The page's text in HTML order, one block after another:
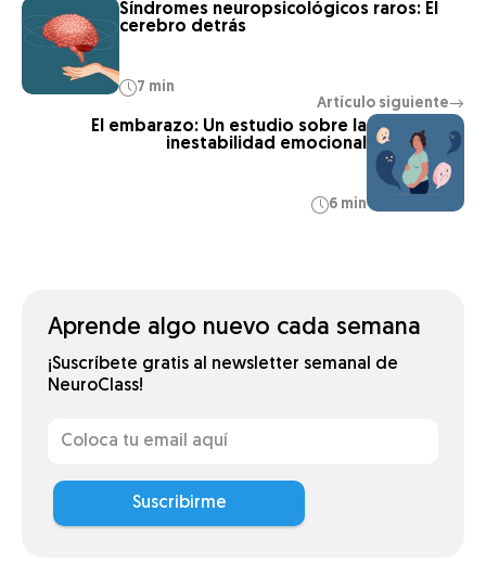
Síndromes neuropsicológicos raros: El
cerebro detrás
7 min
Artículo siguiente→
El embarazo: Un estudio sobre la
inestabilidad emocional
6 min
Aprende algo nuevo cada semana
¡Suscríbete gratis al newsletter semanal de
NeuroClass!
Suscribirme